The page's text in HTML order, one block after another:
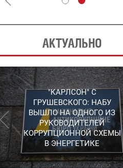
АКТУАЛЬНО
"КАРЛСОН" С
ГРУШЕВСКОГО: НАБУ
ВЫШЛО НА ОДНОГО ИЗ
РУКОВОДИТЕЛЕЙ
КОРРУПЦИОННОЙ СХЕМЫ
В ЭНЕРГЕТИКЕ
СЕРГЕЙ ПУШКАРЬ,
УПОМЯНУТЫЙ В "ПЛЕНКАХ
МИНДИЧА", ПОКИНУЛ
УКРАИНУ
"ШЛАГБАУМ" НА
ГОСКОНТРАКТАХ: НАБУ
РАСКРЫЛО ПРЕСТУПНУЮ
ОРГАНИЗАЦИЮ В
ЭНЕРГЕТИКЕ